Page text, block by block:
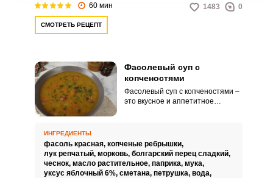
60 мин 1483 0
СМОТРЕТЬ РЕЦЕПТ
Фасолевый суп с
копченостями
Фасолевый суп с копченостями –
это вкусное и аппетитное
никого не оставит равнодушным.
ИНГРЕДИЕНТЫ
фасоль красная, копченые ребрышки,
лук репчатый, морковь, болгарский перец сладкий,
чеснок, масло растительное, паприка, мука,
уксус яблочный 6%, сметана, петрушка, вода,